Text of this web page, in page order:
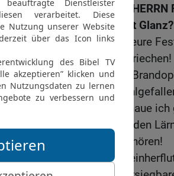
20 Wird nicht der Tag des
Licht, Dunkelheit und nicht Glanz?
21 Ich hasse, ich verachte eure
Festversammlungen nicht riechen!
22 Wenn ihr mir auch euer
so habe ich doch kein
von euren Mastkälbern schaue
Tue nur hinweg von mir den
Harfenspiel mag ich nicht hören!
Es soll aber das Recht